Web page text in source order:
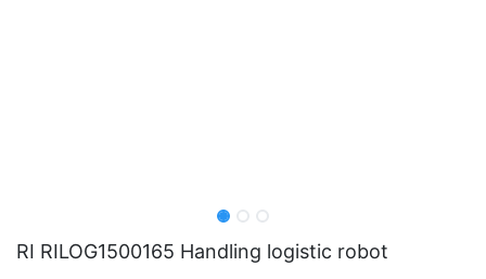
RI RILOG1500165 Handling logistic robot